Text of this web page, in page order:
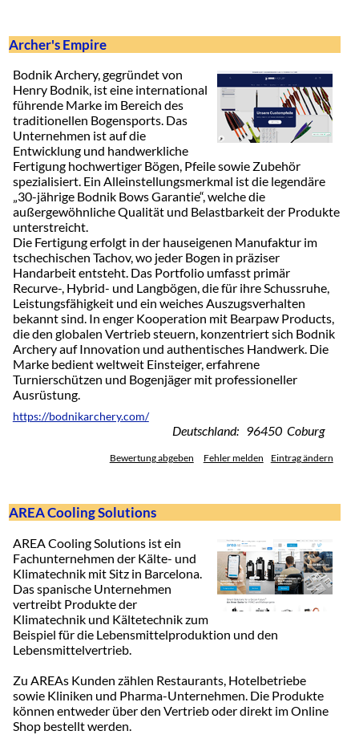
Archer's Empire
Bodnik Archery, gegründet von
Henry Bodnik, ist eine international
führende Marke im Bereich des
traditionellen Bogensports. Das
Unternehmen ist auf die
Entwicklung und handwerkliche
Fertigung hochwertiger Bögen, Pfeile sowie Zubehör
spezialisiert. Ein Alleinstellungsmerkmal ist die legendäre
„30-jährige Bodnik Bows Garantie“, welche die
außergewöhnliche Qualität und Belastbarkeit der Produkte
unterstreicht.
Die Fertigung erfolgt in der hauseigenen Manufaktur im
tschechischen Tachov, wo jeder Bogen in präziser
Handarbeit entsteht. Das Portfolio umfasst primär
Recurve-, Hybrid- und Langbögen, die für ihre Schussruhe,
Leistungsfähigkeit und ein weiches Auszugsverhalten
bekannt sind. In enger Kooperation mit Bearpaw Products,
die den globalen Vertrieb steuern, konzentriert sich Bodnik
Archery auf Innovation und authentisches Handwerk. Die
Marke bedient weltweit Einsteiger, erfahrene
Turnierschützen und Bogenjäger mit professioneller
Ausrüstung.
https://bodnikarchery.com/
Deutschland: 96450 Coburg
Bewertung abgeben Fehler melden Eintrag ändern
AREA Cooling Solutions
AREA Cooling Solutions ist ein
Fachunternehmen der Kälte- und
Klimatechnik mit Sitz in Barcelona.
Das spanische Unternehmen
vertreibt Produkte der
Klimatechnik und Kältetechnik zum
Beispiel für die Lebensmittelproduktion und den
Lebensmittelvertrieb.
Zu AREAs Kunden zählen Restaurants, Hotelbetriebe
sowie Kliniken und Pharma-Unternehmen. Die Produkte
können entweder über den Vertrieb oder direkt im Online
Shop bestellt werden.